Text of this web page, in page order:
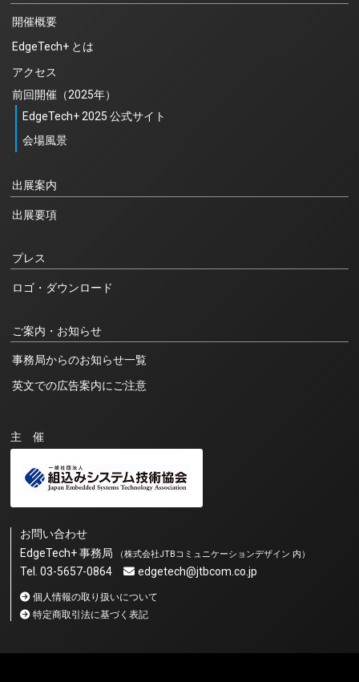
開催概要
EdgeTech+ とは
アクセス
前回開催（2025年）
EdgeTech+ 2025 公式サイト
会場風景
出展案内
出展要項
プレス
ロゴ・ダウンロード
ご案内・お知らせ
事務局からのお知らせ一覧
英文での広告案内にご注意
主 催
お問い合わせ
EdgeTech+ 事務局
（株式会社JTBコミュニケーションデザイン 内）
Tel. 03-5657-0864 edgetech@jtbcom.co.jp
個人情報の取り扱いについて
特定商取引法に基づく表記